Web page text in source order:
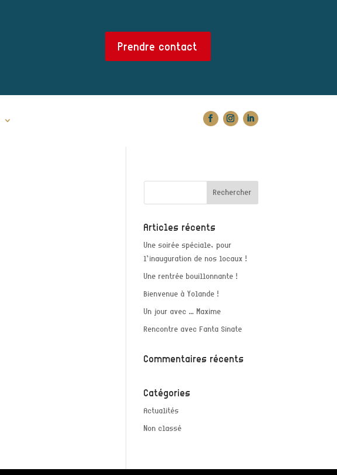
Prendre contact
Articles récents
Une soirée spéciale, pour
l’inauguration de nos locaux !
Une rentrée bouillonnante !
Bienvenue à Yolande !
Un jour avec … Maxime
Rencontre avec Fanta Sinate
Commentaires récents
Catégories
Actualités
Non classé